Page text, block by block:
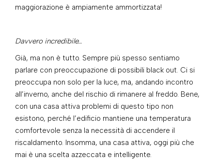
maggiorazione è ampiamente ammortizzata!
Davvero incredibile…
Già, ma non è tutto. Sempre più spesso sentiamo
parlare con preoccupazione di possibili black out. Ci si
preoccupa non solo per la luce, ma, andando incontro
all’inverno, anche del rischio di rimanere al freddo. Bene,
con una casa attiva problemi di questo tipo non
esistono, perché l’edificio mantiene una temperatura
comfortevole senza la necessità di accendere il
riscaldamento. Insomma, una casa attiva, oggi più che
mai è una scelta azzeccata e intelligente.